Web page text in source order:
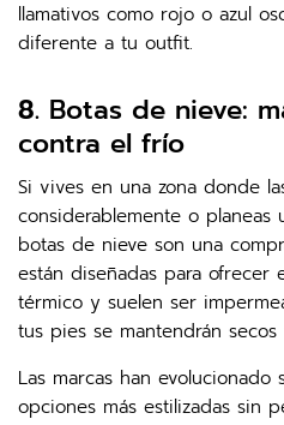
llamativos como rojo o azul
diferente a tu outfit.
8. Botas de nieve:
contra el frío
Si vives en una zona donde
considerablemente o planeas
botas de nieve son una
están diseñadas para ofrecer
térmico y suelen ser
tus pies se mantendrán secos
Las marcas han
opciones más estilizadas sin